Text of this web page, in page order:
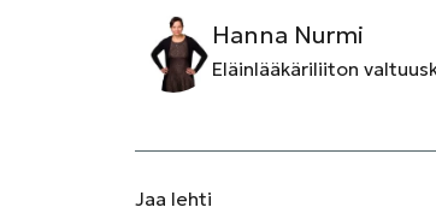
Hanna Nurmi
Eläinlääkäriliiton
Jaa lehti